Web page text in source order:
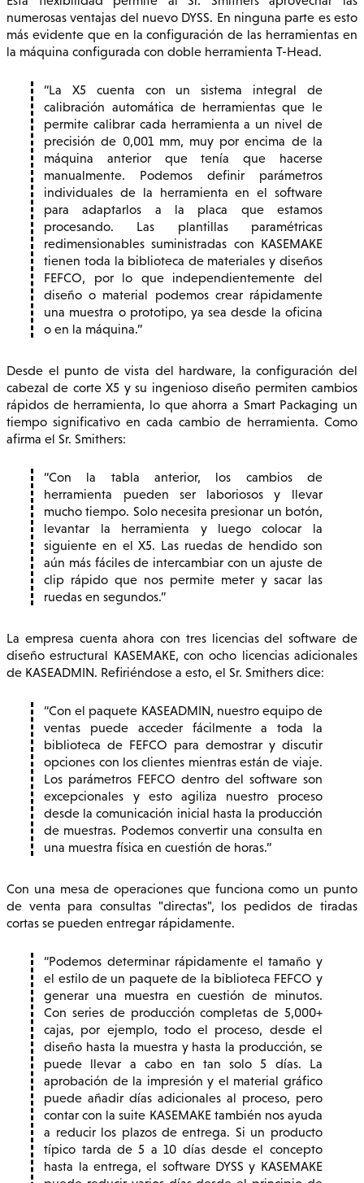
numerosas ventajas del nuevo DYSS. En ninguna parte es esto
más evidente que en la configuración de las herramientas en
la máquina configurada con doble herramienta T-Head.
La X5 cuenta con un sistema integral de
calibración automática de herramientas que le
permite calibrar cada herramienta a un nivel de
precisión de 0,001 mm, muy por encima de la
máquina anterior que tenía que hacerse
manualmente. Podemos definir parámetros
individuales de la herramienta en el software
para adaptarlos a la placa que estamos
procesando. Las plantillas paramétricas
redimensionables suministradas con KASEMAKE
tienen toda la biblioteca de materiales y diseños
FEFCO, por lo que independientemente del
diseño o material podemos crear rápidamente
una muestra o prototipo, ya sea desde la oficina
o en la máquina.
Desde el punto de vista del hardware, la configuración del
cabezal de corte X5 y su ingenioso diseño permiten cambios
rápidos de herramienta, lo que ahorra a Smart Packaging un
tiempo significativo en cada cambio de herramienta. Como
afirma el Sr. Smithers:
Con la tabla anterior, los cambios de
herramienta pueden ser laboriosos y llevar
mucho tiempo. Solo necesita presionar un botón,
levantar la herramienta y luego colocar la
siguiente en el X5. Las ruedas de hendido son
aún más fáciles de intercambiar con un ajuste de
clip rápido que nos permite meter y sacar las
ruedas en segundos.
La empresa cuenta ahora con tres licencias del software de
diseño estructural KASEMAKE, con ocho licencias adicionales
de KASEADMIN. Refiriéndose a esto, el Sr. Smithers dice:
Con el paquete KASEADMIN, nuestro equipo de
ventas puede acceder fácilmente a toda la
biblioteca de FEFCO para demostrar y discutir
opciones con los clientes mientras están de viaje.
Los parámetros FEFCO dentro del software son
excepcionales y esto agiliza nuestro proceso
desde la comunicación inicial hasta la producción
de muestras. Podemos convertir una consulta en
una muestra física en cuestión de horas.
Con una mesa de operaciones que funciona como un punto
de venta para consultas "directas", los pedidos de tiradas
cortas se pueden entregar rápidamente.
Podemos determinar rápidamente el tamaño y
el estilo de un paquete de la biblioteca FEFCO y
generar una muestra en cuestión de minutos.
Con series de producción completas de 5,000+
cajas, por ejemplo, todo el proceso, desde el
diseño hasta la muestra y hasta la producción, se
puede llevar a cabo en tan solo 5 días. La
aprobación de la impresión y el material gráfico
puede añadir días adicionales al proceso, pero
contar con la suite KASEMAKE también nos ayuda
a reducir los plazos de entrega. Si un producto
típico tarda de 5 a 10 días desde el concepto
hasta la entrega, el software DYSS y KASEMAKE